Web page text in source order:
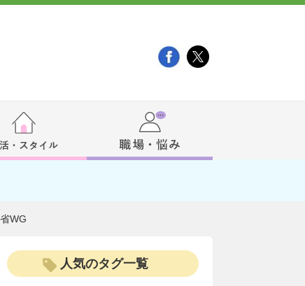
WG
人気のタグ一覧